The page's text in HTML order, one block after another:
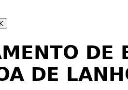
DE
DE